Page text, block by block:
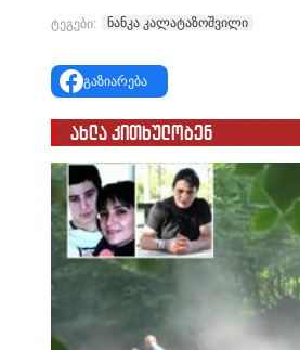
ტეგები: ნანკა კალატაზოშვილი
გაზიარება
ახლა კითხულობენ